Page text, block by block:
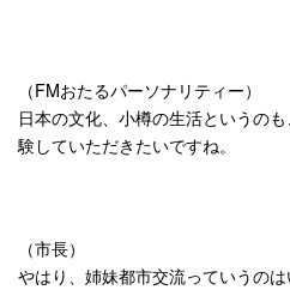
（FMおたるパーソナリティー）
日本の文化、小樽の生活というの
験していただきたいですね。
（市長）
やはり、姉妹都市交流っていうの